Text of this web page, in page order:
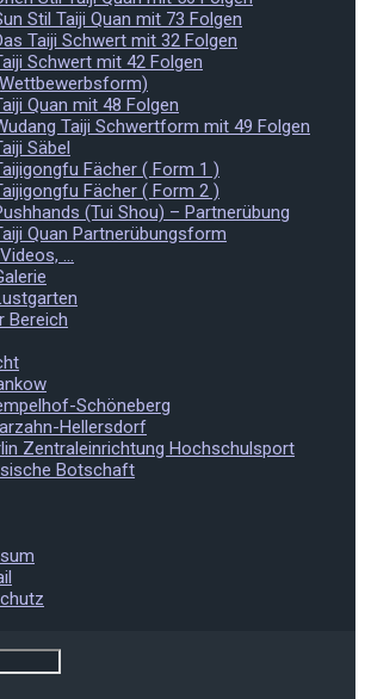
Stil Taiji Quan mit 73 Folgen
Taiji Schwert mit 32 Folgen
Schwert mit 42 Folgen
Quan mit 48 Folgen
Taiji Schwertform mit 49 Folgen
Säbel
Fächer ( Form 1 )
Fächer ( Form 2 )
(Tui Shou) – Partnerübung
Quan Partnerübungsform
…
Bereich
Schöneberg
Hellersdorf
Zentraleinrichtung Hochschulsport
Botschaft